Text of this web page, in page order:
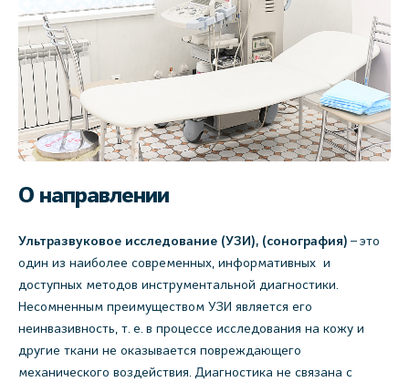
О направлении
Ультразвуковое исследование (УЗИ), (сонография) – это
один из наиболее современных, информативных и
доступных методов инструментальной диагностики.
Несомненным преимуществом УЗИ является его
неинвазивность, т. е. в процессе исследования на кожу и
другие ткани не оказывается повреждающего
механического воздействия. Диагностика не связана с